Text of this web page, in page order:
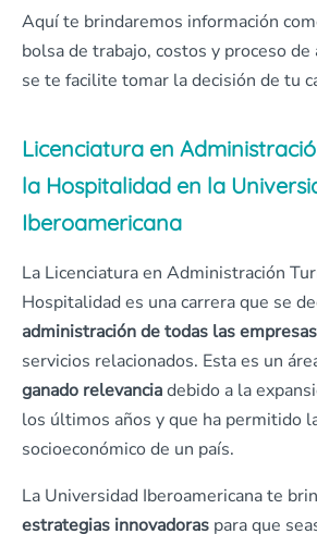
Aquí te brindaremos información
bolsa de trabajo, costos y proceso de
se te facilite tomar la decisión de tu
Licenciatura en
la Hospitalidad en la
Iberoamericana
La Licenciatura en Administración
Hospitalidad es una carrera que se
administración de todas las
servicios relacionados. Esta es un
ganado relevanciadebido a la
los últimos años y que ha permitido
socioeconómico de un país.
La Universidad Iberoamericana te
estrategias innovadoras para que